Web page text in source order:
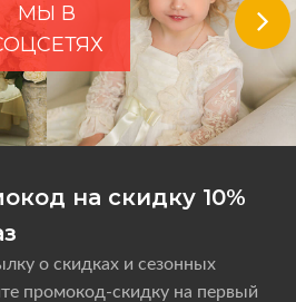
МЫ В
на скидку 10%
о скидках и сезонных
промокод-скидку на первый